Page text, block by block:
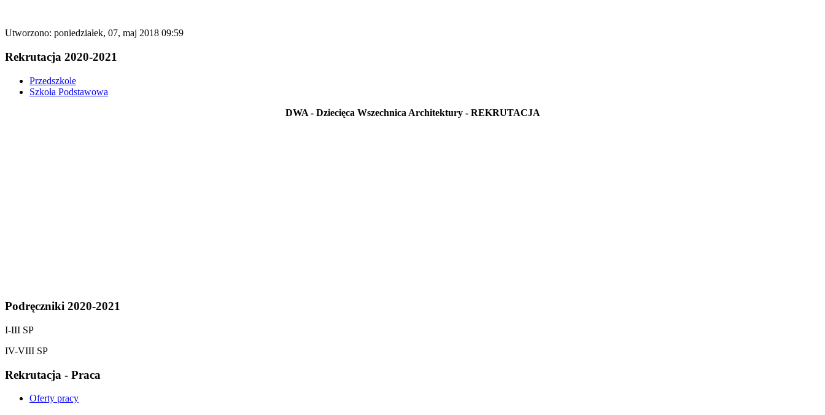
Utworzono: poniedziałek, 07, maj 2018 09:59
Rekrutacja 2020-2021
Przedszkole
Szkoła Podstawowa
DWA - Dziecięca Wszechnica Architektury - REKRUTACJA
Podręczniki 2020-2021
I-III SP
IV-VIII SP
Rekrutacja - Praca
Oferty pracy